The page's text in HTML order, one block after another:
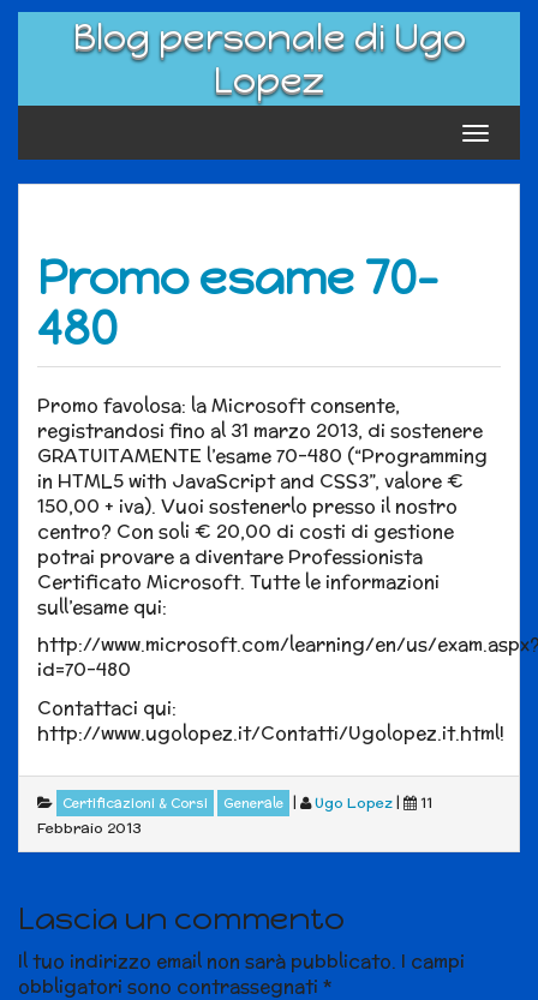
Skip
Blog personale di Ugo
Lopez
Toggle
Promo esame 70-
480
Promo favolosa: la Microsoft consente,
registrandosi fino al 31 marzo 2013, di sostenere
GRATUITAMENTE l’esame 70-480 (“Programming
in HTML5 with JavaScript and CSS3”, valore €
150,00 + iva). Vuoi sostenerlo presso il nostro
centro? Con soli € 20,00 di costi di gestione
potrai provare a diventare Professionista
Certificato Microsoft. Tutte le informazioni
sull’esame qui:
http://www.microsoft.com/learning/en/us/
id=70-480
Contattaci qui:
http://www.ugolopez.it/Contatti/Ugolopez.it.html!
Certificazioni & Corsi Generale | Ugo Lopez |
11
Febbraio 2013
Lascia un commento
Il tuo indirizzo email non sarà pubblicato. I campi
obbligatori sono contrassegnati *